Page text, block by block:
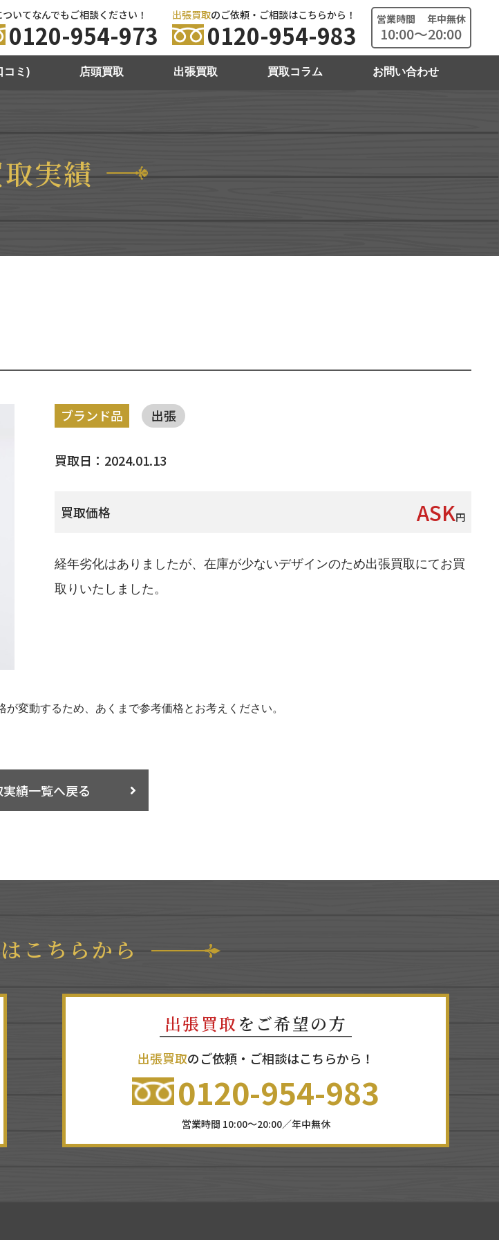
ついてなんでもご相談ください！
0120-954-973
出張買取のご依頼・ご相談はこちらから！
0120-954-983
営業時間 年中無休
10:00～20:00
コミ) 店頭買取 出張買取 買取コラム お問い合わせ
実績
ブランド品 出張
買取日：2024.01.13
買取価格 ASK円
経年劣化はありましたが、在庫が少ないデザインのため出張買取にてお買
取りいたしました。
変動するため、あくまで参考価格とお考えください。
実績一覧へ戻る
こちらから
出張買取をご希望の方
出張買取のご依頼・ご相談はこちらから！
0120-954-983
営業時間 10:00～20:00／年中無休